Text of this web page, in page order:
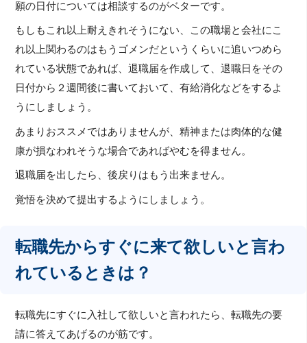
願の日付については相談するのがベターです。
もしもこれ以上耐えきれそうにない、この職場と会社にこ
れ以上関わるのはもうゴメンだというくらいに追いつめら
れている状態であれば、退職届を作成して、退職日をその
日付から２週間後に書いておいて、有給消化などをするよ
うにしましょう。
あまりおススメではありませんが、精神または肉体的な健
康が損なわれそうな場合であればやむを得ません。
退職届を出したら、後戻りはもう出来ません。
覚悟を決めて提出するようにしましょう。
転職先からすぐに来て欲しいと言わ
れているときは？
転職先にすぐに入社して欲しいと言われたら、転職先の要
請に答えてあげるのが筋です。